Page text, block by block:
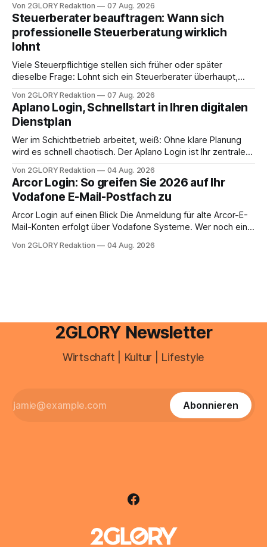
angewiesen ist, stellt sich für Familien eine schwierige
Frage: Muss die Versorgung dauerhaft in der Klinik bleiben –
oder ist ein Leben zu Hause möglich? Die außerklinische
Intensivpflege bietet genau diese Alternative: Sie
Von 2GLORY Redaktion 07 Aug. 2026
Steuerberater beauftragen: Wann sich
professionelle Steuerberatung wirklich
lohnt
Viele Steuerpflichtige stellen sich früher oder später
dieselbe Frage: Lohnt sich ein Steuerberater überhaupt,
erledigen? Die kurze Antwort: Bei einfachen
Einkommensverhältnissen reicht häufig eine Steuersoftware
aus – sobald jedoch mehrere Einkunftsarten
zusammentreffen oder größere finanzielle Veränderungen
anstehen, zahlt sich professionelle Unterstützung meist
Von 2GLORY Redaktion 07 Aug. 2026
Aplano Login, Schnellstart in Ihren digitalen
Dienstplan
Wer im Schichtbetrieb arbeitet, weiß: Ohne klare Planung
wird es schnell chaotisch. Der Aplano Login ist Ihr zentraler
abwesenheiten und die gesamte kommunikation rund um
Ihr personal digital zu organisieren. In diesem Leitfaden
erfahren Sie alles, was Sie für einen reibungslosen Einstieg
brauchen, von der Registrierung
Von 2GLORY Redaktion 04 Aug. 2026
Arcor Login: So greifen Sie 2026 auf Ihr
Vodafone E-Mail-Postfach zu
Arcor Login auf einen Blick Die Anmeldung für alte Arcor-E-
Mail-Konten erfolgt über Vodafone Systeme. Wer noch eine
besitzt, loggt sich heute über das Vodafone E-Mail & Cloud
Von 2GLORY Redaktion 04 Aug. 2026
2GLORY Newsletter
Wirtschaft | Kultur | Lifestyle
Abonnieren